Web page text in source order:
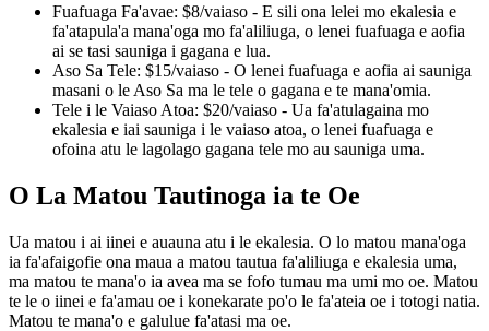
Fuafuaga Fa'avae: $8/vaiaso - E sili ona lelei mo ekalesia e
fa'atapula'a mana'oga mo fa'aliliuga, o lenei fuafuaga e aofia
ai se tasi sauniga i gagana e lua.
Aso Sa Tele: $15/vaiaso - O lenei fuafuaga e aofia ai sauniga
masani o le Aso Sa ma le tele o gagana e te mana'omia.
Tele i le Vaiaso Atoa: $20/vaiaso - Ua fa'atulagaina mo
ekalesia e iai sauniga i le vaiaso atoa, o lenei fuafuaga e
ofoina atu le lagolago gagana tele mo au sauniga uma.
O La Matou Tautinoga ia te Oe
Ua matou i ai iinei e auauna atu i le ekalesia. O lo matou mana'oga
ia fa'afaigofie ona maua a matou tautua fa'aliliuga e ekalesia uma,
ma matou te mana'o ia avea ma se fofo tumau ma umi mo oe. Matou
te le o iinei e fa'amau oe i konekarate po'o le fa'ateia oe i totogi natia.
Matou te mana'o e galulue fa'atasi ma oe.